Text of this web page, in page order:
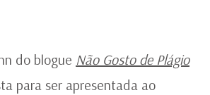
do blogue Não Gosto de Plágio
para ser apresentada ao